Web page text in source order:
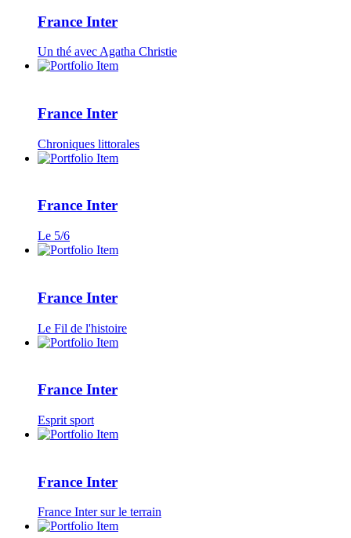
France Inter
Un thé avec Agatha Christie
France Inter
Chroniques littorales
France Inter
Le 5/6
France Inter
Le Fil de l'histoire
France Inter
Esprit sport
France Inter
France Inter sur le terrain